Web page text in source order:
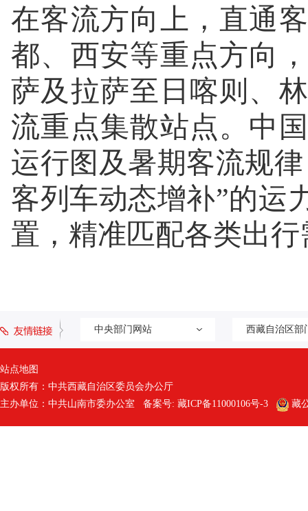
在客流方向上，直通
都、西安等重点方向
萨及拉萨至日喀则、
流重点集散站点。中
运行图及暑期客流规
客列车动态增补”的运
置，精准匹配各类出行
中央部门网站 西藏自治区部
站点地图
版权所有：中共西藏自治区委员会办公厅
主办单位：中共山南市委办公室 备案号: 藏ICP备11000106号-3 藏